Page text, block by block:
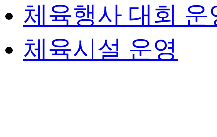
체육행사 대회 운
체육시설 운영